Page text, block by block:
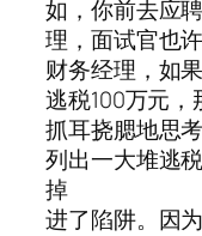
如，你前去应
理，面试官也
财务经理，如
逃税100万元，
抓耳挠腮地思
列出一大堆逃
掉
进了陷阱。因